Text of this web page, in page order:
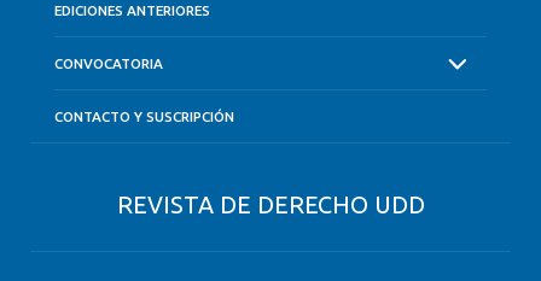
EDICIONES ANTERIORES
CONVOCATORIA
CONTACTO Y SUSCRIPCIÓN
REVISTA DE DERECHO UDD